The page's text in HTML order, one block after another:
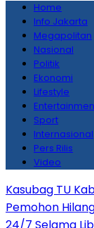
Home
Info Jakarta
Megapolitan
Nasional
Politik
Ekonomi
Lifestyle
Sport
Internasional
Pers Rilis
Video
Kasubag TU
Pemohon